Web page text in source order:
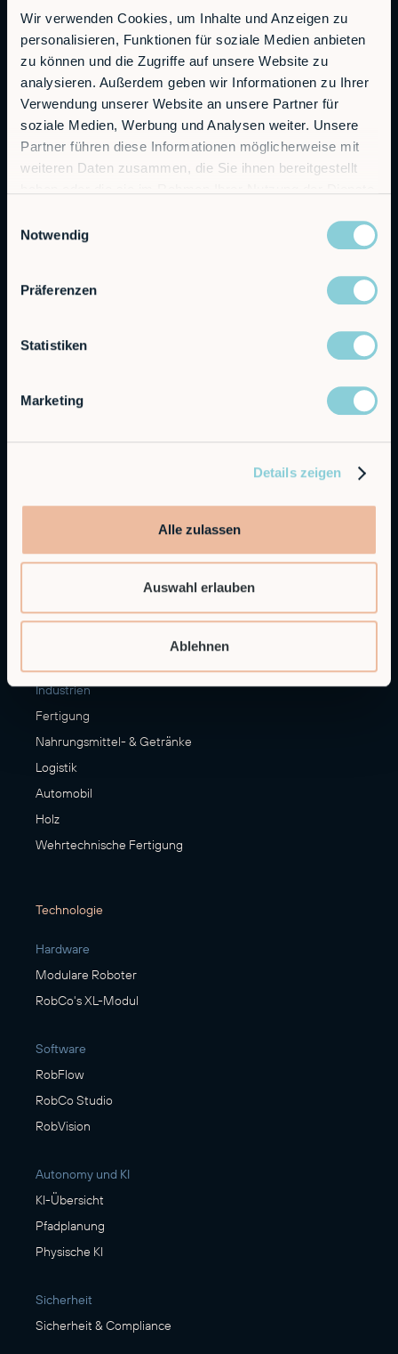
Wir verwenden Cookies, um Inhalte und Anzeigen zu
personalisieren, Funktionen für soziale Medien anbieten
zu können und die Zugriffe auf unsere Website zu
analysieren. Außerdem geben wir Informationen zu Ihrer
Verwendung unserer Website an unsere Partner für
soziale Medien, Werbung und Analysen weiter. Unsere
Partner führen diese Informationen möglicherweise mit
weiteren Daten zusammen, die Sie ihnen bereitgestellt
Notwendig
Präferenzen
Statistiken
Marketing
Details zeigen
Alle zulassen
Auswahl erlauben
Ablehnen
RobCo GmbH
80333 München
Allgemeine Anfragen
info@robco.de
+49 89 94424076
support@robco.de
Lösungen
Embedded Robotics
CNC Maschinen Be- und Entladen
Palettieren
Veredelung
Industrien
Fertigung
Nahrungsmittel- & Getränke
Logistik
Automobil
Holz
Wehrtechnische Fertigung
Technologie
Hardware
Modulare Roboter
RobCo's XL-Modul
Software
RobFlow
RobCo Studio
RobVision
Autonomy und KI
KI-Übersicht
Pfadplanung
Physische KI
Sicherheit
Sicherheit & Compliance